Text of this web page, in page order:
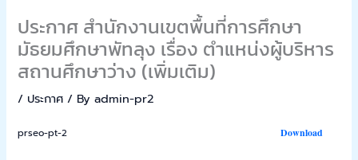
ประกาศ สำนักงานเขตพื้นที่การศึกษา
มัธยมศึกษาพัทลุง เรื่อง ตำแหน่งผู้บริหาร
สถานศึกษาว่าง (เพิ่มเติม)
/ ประกาศ / Byadmin-pr2
prseo-pt-2 Download